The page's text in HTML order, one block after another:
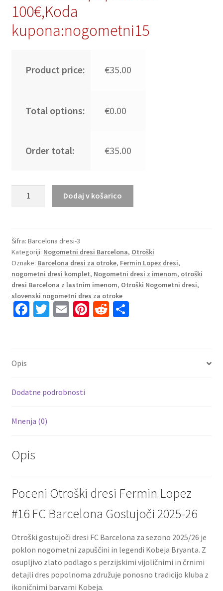
100€,Koda
kupona:nogometni15
Product price: €35.00
Total options: €0.00
Order total: €35.00
Lopez
#16
FC
Barcelona
Gostujoči
2025-
26
Dodaj v košarico
Šifra: Barcelona dresi-3
Kategoriji: Nogometni dresi Barcelona, Otroški
Oznake: Barcelona dresi za otroke, Fermin Lopez dresi,
nogometni dresi komplet, Nogometni dresi z imenom, otroški
dresi Barcelona z lastnim imenom, Otroški Nogometni dresi,
slovenski nogometni dres za otroke
Fa
k
T E Pi R S
Opis
Dodatne podrobnosti
Mnenja (0)
Opis
Poceni Otroški dresi Fermin Lopez
#16 FC Barcelona Gostujoči 2025-26
Otroški gostujoči dresi FC Barcelona za sezono 2025/26 je
poklon nogometni zapuščini in legendi Kobeja Bryanta. Z
osupljivo zlato podlago s perzijskimi vijoličnimi in črnimi
detajli dres popolnoma združuje ponosno tradicijo kluba z
ikoničnimi barvami Kobeja.